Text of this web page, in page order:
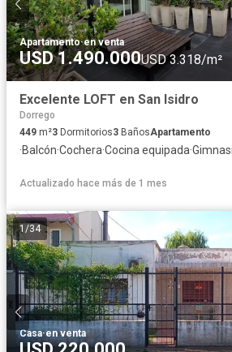
Apartamento·en venta
USD 1.490.000USD 3.318/m²
Excelente LOFT en San Isidro
Dorrego
449 m²3 Dormitorios3 BañosApartamento
·Balcón·Cochera·Cocina equipada·
Actualizado hace más de 1 mes
1 /34
Casa·en venta